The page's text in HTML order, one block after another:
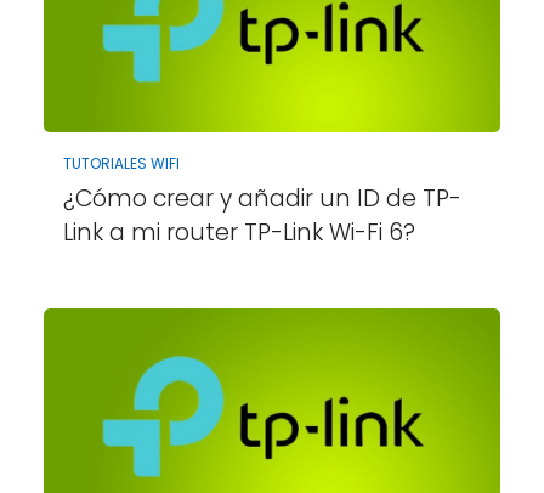
TUTORIALES WIFI
¿Cómo crear y añadir un ID de TP-
Link a mi router TP-Link Wi-Fi 6?